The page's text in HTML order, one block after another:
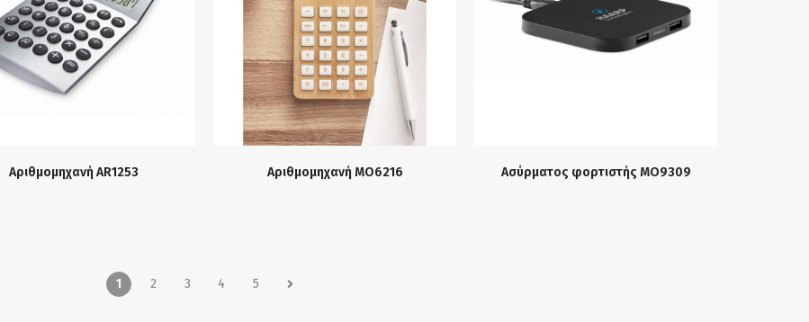
Αριθμομηχανή AR1253 Αριθμομηχανή MO6216
Ασύρματος φορτιστής MO9309
1 2 3 4 5